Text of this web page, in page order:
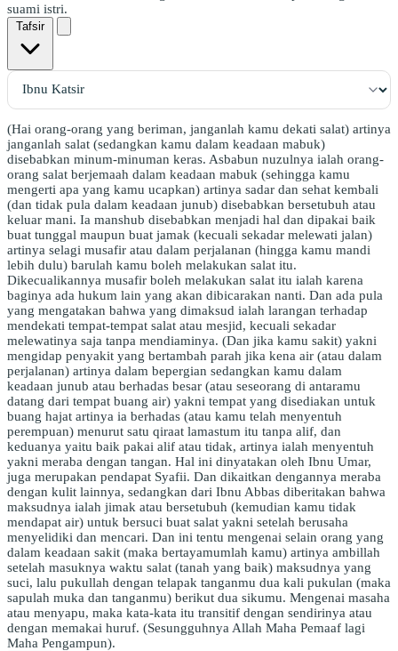
suami istri.
Tafsir
(Hai orang-orang yang beriman, janganlah kamu dekati salat) artinya
janganlah salat (sedangkan kamu dalam keadaan mabuk)
disebabkan minum-minuman keras. Asbabun nuzulnya ialah orang-
orang salat berjemaah dalam keadaan mabuk (sehingga kamu
mengerti apa yang kamu ucapkan) artinya sadar dan sehat kembali
(dan tidak pula dalam keadaan junub) disebabkan bersetubuh atau
keluar mani. Ia manshub disebabkan menjadi hal dan dipakai baik
buat tunggal maupun buat jamak (kecuali sekadar melewati jalan)
artinya selagi musafir atau dalam perjalanan (hingga kamu mandi
lebih dulu) barulah kamu boleh melakukan salat itu.
Dikecualikannya musafir boleh melakukan salat itu ialah karena
baginya ada hukum lain yang akan dibicarakan nanti. Dan ada pula
yang mengatakan bahwa yang dimaksud ialah larangan terhadap
mendekati tempat-tempat salat atau mesjid, kecuali sekadar
melewatinya saja tanpa mendiaminya. (Dan jika kamu sakit) yakni
mengidap penyakit yang bertambah parah jika kena air (atau dalam
perjalanan) artinya dalam bepergian sedangkan kamu dalam
keadaan junub atau berhadas besar (atau seseorang di antaramu
datang dari tempat buang air) yakni tempat yang disediakan untuk
buang hajat artinya ia berhadas (atau kamu telah menyentuh
perempuan) menurut satu qiraat lamastum itu tanpa alif, dan
keduanya yaitu baik pakai alif atau tidak, artinya ialah menyentuh
yakni meraba dengan tangan. Hal ini dinyatakan oleh Ibnu Umar,
juga merupakan pendapat Syafii. Dan dikaitkan dengannya meraba
dengan kulit lainnya, sedangkan dari Ibnu Abbas diberitakan bahwa
maksudnya ialah jimak atau bersetubuh (kemudian kamu tidak
mendapat air) untuk bersuci buat salat yakni setelah berusaha
menyelidiki dan mencari. Dan ini tentu mengenai selain orang yang
dalam keadaan sakit (maka bertayamumlah kamu) artinya ambillah
setelah masuknya waktu salat (tanah yang baik) maksudnya yang
suci, lalu pukullah dengan telapak tanganmu dua kali pukulan (maka
sapulah muka dan tanganmu) berikut dua sikumu. Mengenai masaha
atau menyapu, maka kata-kata itu transitif dengan sendirinya atau
dengan memakai huruf. (Sesungguhnya Allah Maha Pemaaf lagi
Maha Pengampun).